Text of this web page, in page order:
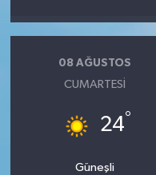
08 AĞUSTOS
CUMARTESI
24°
Güneşli